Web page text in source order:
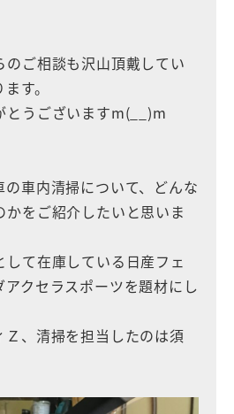
のご相談も沢山頂戴してい
す。
とうございますm(__)m
の車内清掃について、どんな
かをご紹介したいと思いま
て在庫している日産フェ
アクセラスポーツを題材にし
Ｚ、清掃を担当したのは須